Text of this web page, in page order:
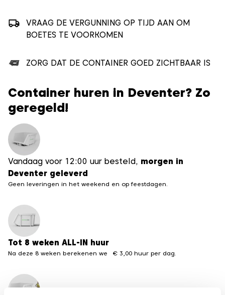
VRAAG DE VERGUNNING OP TIJD AAN OM
BOETES TE VOORKOMEN
ZORG DAT DE CONTAINER GOED ZICHTBAAR IS
Container huren in Deventer? Zo
geregeld!
Vandaag voor 12:00 uur besteld, morgen in
Deventer geleverd
Geen leveringen in het weekend en op feestdagen.
Tot 8 weken ALL-IN huur
Na deze 8 weken berekenen we € 3,00 huur per dag.